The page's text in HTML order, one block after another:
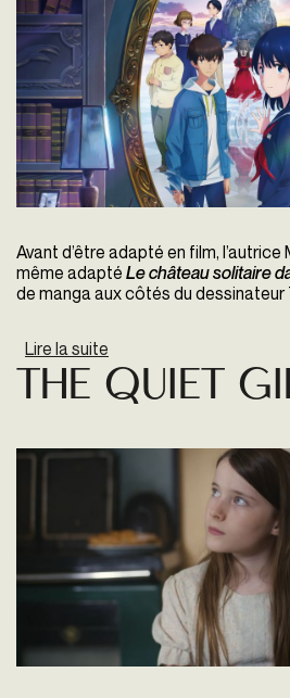
Avant d’être adapté en film, l’autrice
même adapté Le château solitaire
de manga aux côtés du
Lire la suite
The Quiet